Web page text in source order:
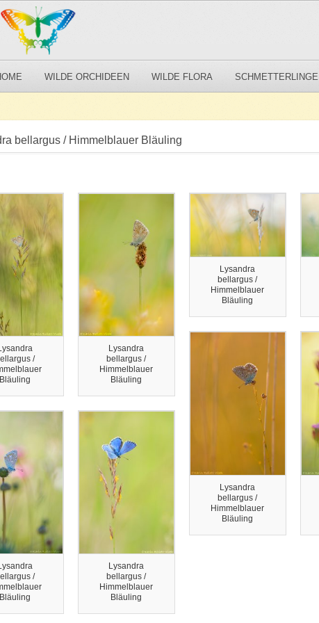
WILDE ORCHIDEEN WILDE FLORA SCHMETTERLINGE
bellargus / Himmelblauer Bläuling
/
Bläuling
Lysandra
bellargus /
Himmelblauer
Bläuling
Lysandra
bellargus /
Himmelblauer
Bläuling
Lysandra
bellargus /
Himmelblauer
Bläuling
/
Bläuling
Lysandra
bellargus /
Himmelblauer
Bläuling